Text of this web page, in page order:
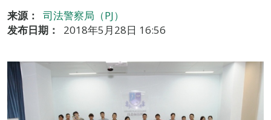
来源：
司法警察局（PJ）
发布日期：
2018年5月28日 16:56